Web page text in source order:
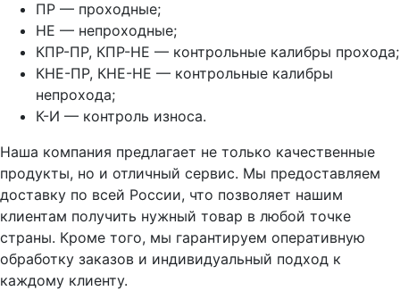
ПР — проходные;
НЕ — непроходные;
КПР-ПР, КПР-НЕ — контрольные калибры прохода;
КНЕ-ПР, КНЕ-НЕ — контрольные калибры
непрохода;
К-И — контроль износа.
Наша компания предлагает не только качественные
продукты, но и отличный сервис. Мы предоставляем
доставку по всей России, что позволяет нашим
клиентам получить нужный товар в любой точке
страны. Кроме того, мы гарантируем оперативную
обработку заказов и индивидуальный подход к
каждому клиенту.